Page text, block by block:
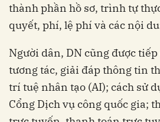
thành phần hồ sơ, trình tự
quyết, phí, lệ phí và các nội
Người dân, DN cũng được
tương tác, giải đáp thông tin
trí tuệ nhân tạo (AI); cách sử
Cổng Dịch vụ công quốc gia;